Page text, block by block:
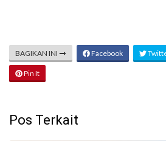
BAGIKAN INI Facebook
Pin It
Pos Terkait